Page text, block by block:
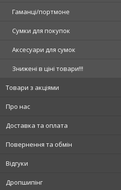
Гаманці/портмоне
Сумки для покупок
Аксесуари для сумок
Знижені в ціні товари!!!
Товари з акціями
Про нас
Доставка та оплата
Повернення та обмін
Відгуки
Дропшипінг